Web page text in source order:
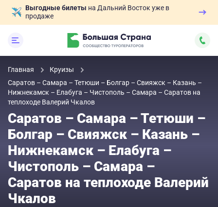
Выгодные билеты на Дальний Восток уже в
продаже
Главная
Круизы
Саратов – Самара – Тетюши – Болгар – Свияжск – Казань –
Нижнекамск – Елабуга – Чистополь – Самара – Саратов на
теплоходе Валерий Чкалов
Саратов – Самара – Тетюши –
Болгар – Свияжск – Казань –
Нижнекамск – Елабуга –
Чистополь – Самара –
Саратов на теплоходе Валерий
Чкалов